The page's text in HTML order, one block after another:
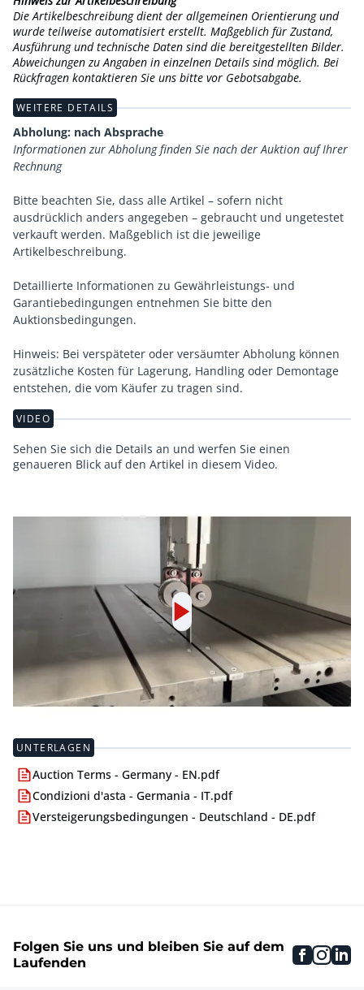
Die Artikelbeschreibung dient der allgemeinen Orientierung und
wurde teilweise automatisiert erstellt. Maßgeblich für Zustand,
Ausführung und technische Daten sind die bereitgestellten Bilder.
Abweichungen zu Angaben in einzelnen Details sind möglich. Bei
Rückfragen kontaktieren Sie uns bitte vor Gebotsabgabe.
WEITERE DETAILS
Abholung: nach Absprache
Informationen zur Abholung finden Sie nach der Auktion auf Ihrer
Rechnung
Bitte beachten Sie, dass alle Artikel – sofern nicht
ausdrücklich anders angegeben – gebraucht und ungetestet
verkauft werden. Maßgeblich ist die jeweilige
Artikelbeschreibung.
Detaillierte Informationen zu Gewährleistungs- und
Garantiebedingungen entnehmen Sie bitte den
Auktionsbedingungen.
Hinweis: Bei verspäteter oder versäumter Abholung können
zusätzliche Kosten für Lagerung, Handling oder Demontage
entstehen, die vom Käufer zu tragen sind.
VIDEO
Sehen Sie sich die Details an und werfen Sie einen
genaueren Blick auf den Artikel in diesem Video.
UNTERLAGEN
Auction Terms - Germany - EN.pdf
Condizioni d'asta - Germania - IT.pdf
Versteigerungsbedingungen - Deutschland - DE.pdf
Folgen Sie uns und bleiben Sie auf dem
Laufenden